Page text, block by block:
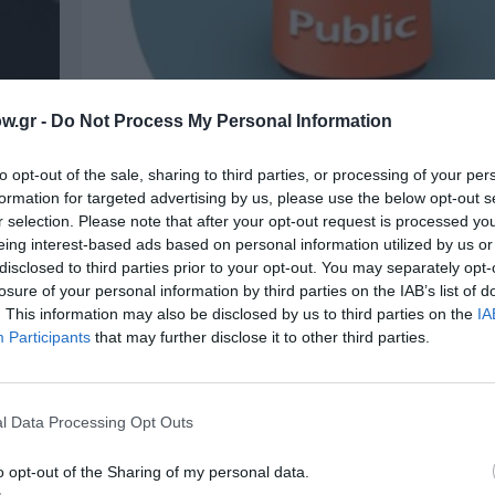
- Do Not Process My Personal Information
opt-out of the sale, sharing to third parties, or processing of your
for targeted advertising by us, please use the below opt-out
selection. Please note that after your opt-out request is processed
interest-based ads based on personal information utilized by us
to third parties prior to your opt-out. You may separately
of your personal information by third parties on the IAB’s list of
This information may also be disclosed by us to third parties on the
Participants that may further disclose it to other third parties.
Data Processing Opt Outs
opt-out of the Sharing of my personal data.
ΒΙΒΛΙΟ / ΝΕΑ
Τελικές υποψηφιότητες των
Βιβλίου Public 2015
Βραδιά αφιερωμένη στον ποιητή